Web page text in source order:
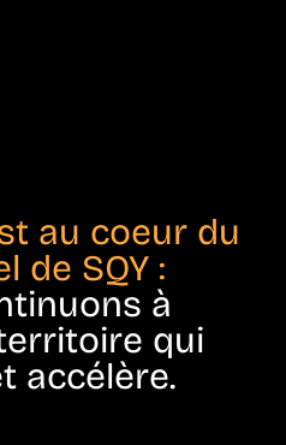
au coeur du
de SQY :
à
qui
accélère.